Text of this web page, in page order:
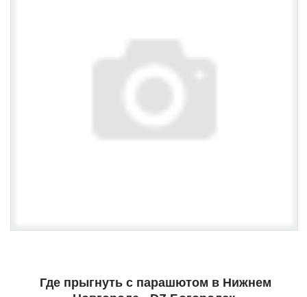
Где прыгнуть с парашютом в Нижнем